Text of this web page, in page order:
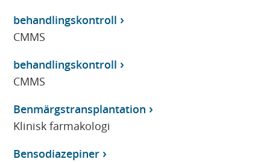
behandlingskontroll
CMMS
behandlingskontroll
CMMS
Benmärgstransplantation
Klinisk farmakologi
Bensodiazepiner